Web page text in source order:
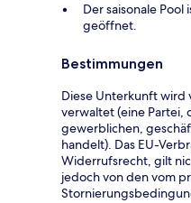
Der saisonale Pool
geöffnet.
Bestimmungen
Diese Unterkunft wird
verwaltet (eine Partei,
gewerblichen,
handelt). Das EU-
Widerrufsrecht, gilt
jedoch von den vom